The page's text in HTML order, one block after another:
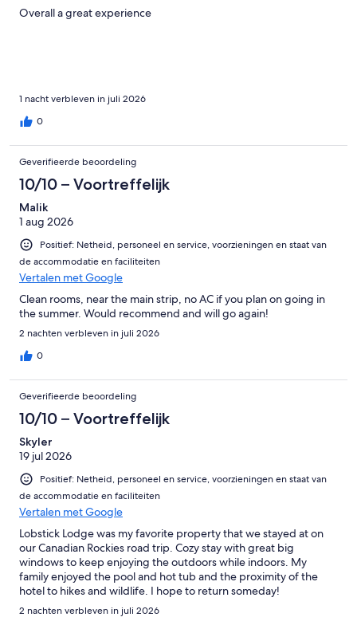
Overall a great experience
1 nacht verbleven in juli 2026
0
Geverifieerde beoordeling
10/10 – Voortreffelijk
Malik
1 aug 2026
Positief: Netheid, personeel en service, voorzieningen en staat van
de accommodatie en faciliteiten
Vertalen met Google
Clean rooms, near the main strip, no AC if you plan on going in
the summer. Would recommend and will go again!
2 nachten verbleven in juli 2026
0
Geverifieerde beoordeling
10/10 – Voortreffelijk
Skyler
19 jul 2026
Positief: Netheid, personeel en service, voorzieningen en staat van
de accommodatie en faciliteiten
Vertalen met Google
Lobstick Lodge was my favorite property that we stayed at on
our Canadian Rockies road trip. Cozy stay with great big
windows to keep enjoying the outdoors while indoors. My
family enjoyed the pool and hot tub and the proximity of the
hotel to hikes and wildlife. I hope to return someday!
2 nachten verbleven in juli 2026